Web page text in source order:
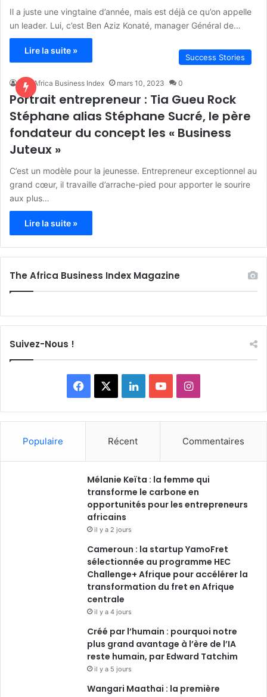
Il a juste une vingtaine d’année, mais est déjà ce qu’on appelle
un leader. Lui, c’est Ben Aziz Konaté, manager Général de…
Lire la suite »
Success Stories
The Africa Business Index mars 10, 2023 0
Portrait entrepreneur : Tia Gueu Rock
Stéphane alias Stéphane Sucré, le père
fondateur du concept les « Business
Juteux »
C’est un modèle pour la jeunesse. Entrepreneur exceptionnel au
grand cœur, il travaille d’arrache-pied pour apporter le sourire
aux plus…
Lire la suite »
The Africa Business Index Magazine
Suivez-Nous !
a
b
o
o
k
L
i
e
d
n
o
u
b
I
n
a
g
a
m
Populaire Récent Commentaires
Mélanie Keïta : la femme qui
transforme le carbone en
opportunités pour les entrepreneurs
africains
il y a 2 jours
Cameroun : la startup YamoFret
sélectionnée au programme HEC
Challenge+ Afrique pour accélérer la
transformation du fret en Afrique
centrale
il y a 4 jours
Créé par l’humain : pourquoi notre
plus grand avantage à l’ère de l’IA
reste humain, par Edward Tatchim
il y a 5 jours
Wangari Maathai : la première